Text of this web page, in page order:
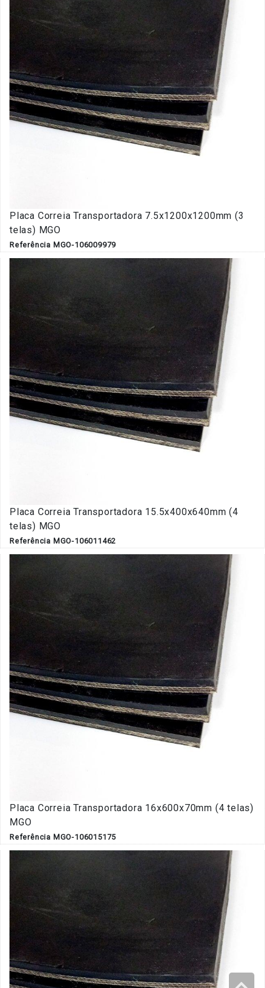
Placa Correia Transportadora 7.5x1200x1200mm (3
telas) MGO
Referência MGO-106009979
Placa Correia Transportadora 15.5x400x640mm (4
telas) MGO
Referência MGO-106011462
Placa Correia Transportadora 16x600x70mm (4 telas)
MGO
Referência MGO-106015175